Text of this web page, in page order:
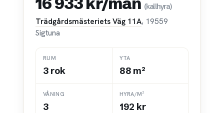
(kallhyra)
Trädgårdsmästeriets Väg 11A, 19559
Sigtuna
RUM
3 rok
YTA
88 m²
VÅNING
3
HYRA/M²
192 kr